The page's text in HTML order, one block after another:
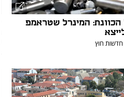
הכוונת: המינרל שטראמפ
חדשות חוץ